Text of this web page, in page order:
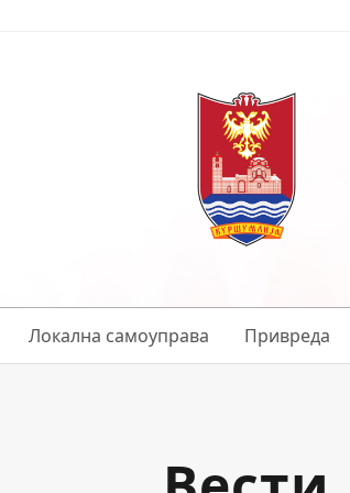
Локална самоуправа Привреда